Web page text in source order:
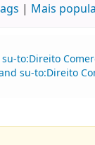
Mais
to:Direito
su-to:Direito